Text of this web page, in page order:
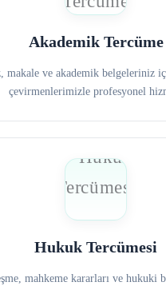
Akademik Tercüme
makale ve akademik belgeleriniz
çevirmenlerimizle profesyonel
Hukuk Tercümesi
mahkeme kararları ve hukuki